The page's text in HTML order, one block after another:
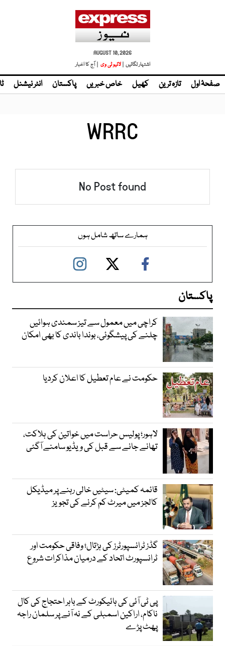
AUGUST 10, 2026
اشتہار لگائیں | لائیو ٹی وی | آج کا اخبار
صفحۂ اول تازہ ترین کھیل خاص خبریں پاکستان انٹر نیشنل
WRRC
No Post found
ہمارے ساتھ شامل ہوں
پاکستان
کراچی میں معمول سے تیز سمندی ہوائیں
چلنے کی پیشگوئی، بوندا باندی کا بھی امکان
حکومت نے عام تعطیل کا اعلان کردیا
لاہور؛ پولیس حراست میں خواتین کی ہلاکت،
تھانے جانے سے قبل کی ویڈیو سامنے آگئی
قائمہ کمیٹی: سیٹیں خالی رہنے پر میڈیکل
کالجز میں میرٹ کم کرنے کی تجویز
گڈز ٹرانسپورٹرز کی ہڑتال؛ وفاقی حکومت اور
ٹرانسپورٹ اتحاد کے درمیان مذاکرات شروع
پی ٹی آئی کی ہائیکورٹ کے باہر احتجاج کی کال
ناکام، اراکین اسمبلی کے نہ آنے پر سلمان راجہ
پھٹ پڑے